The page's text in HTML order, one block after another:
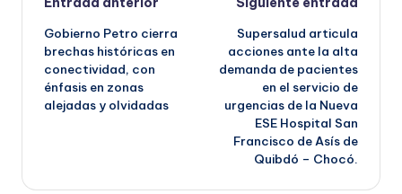
Navegación
de
entradas
Gobierno Petro cierra
brechas históricas en
conectividad, con
énfasis en zonas
alejadas y olvidadas
Supersalud articula
acciones ante la alta
demanda de pacientes
en el servicio de
urgencias de la Nueva
ESE Hospital San
Francisco de Asís de
Quibdó – Chocó.